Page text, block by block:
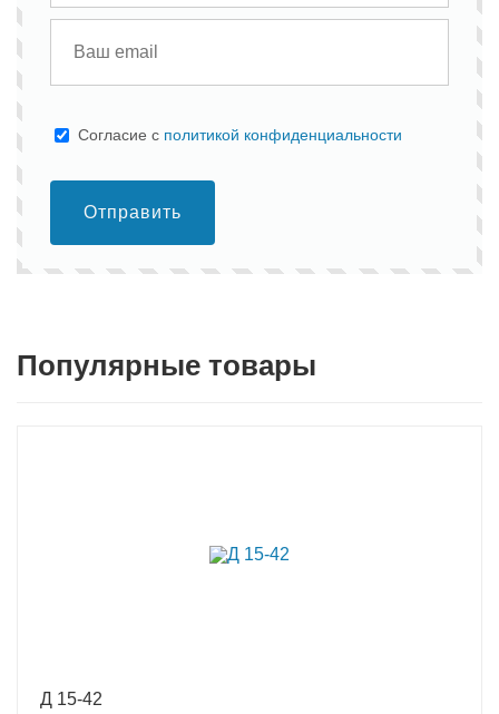
Cогласие с политикой конфиденциальности
Отправить
Популярные товары
Д 15-42